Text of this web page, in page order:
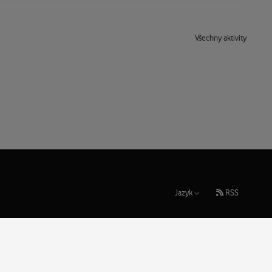
Všechny aktivity
Jazyk RSS